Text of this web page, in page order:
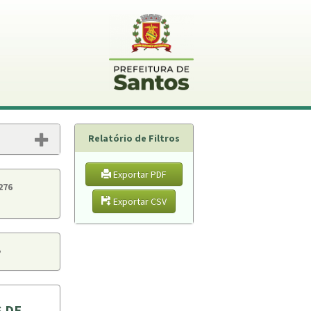
Relatório de Filtros
Exportar PDF
Exportar CSV